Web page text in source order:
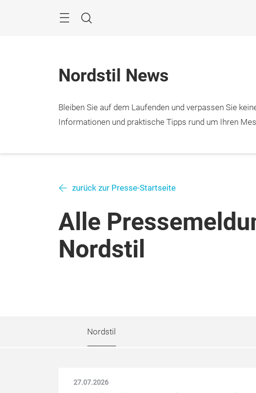
Suche
Nordstil News
Bleiben Sie auf dem Laufenden und verpassen Sie
Informationen und praktische Tipps rund um Ihren
zurück zur Presse-Startseite
Alle
Nordstil
Nordstil